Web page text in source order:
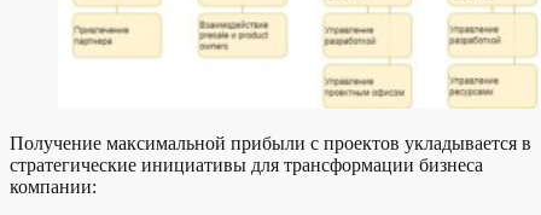
Получение максимальной прибыли с проектов укладывается в
стратегические инициативы для трансформации бизнеса
компании: